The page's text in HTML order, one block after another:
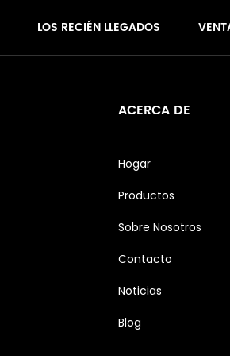
LOS RECIÉN LLEGADOS
ACERCA DE
Hogar
Productos
Sobre Nosotros
Contacto
Noticias
Blog